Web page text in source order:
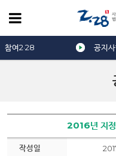
참여2·28 공지
2016년 지정
작성일